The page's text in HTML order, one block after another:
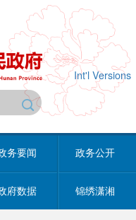
Int'l Versions
务要闻 政务公开
府数据 锦绣潇湘